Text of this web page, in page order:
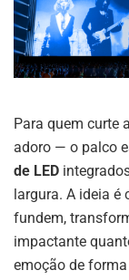
Para quem curte
adoro — o palco
de LED
largura. A ideia é
fundem,
impactante
emoção de